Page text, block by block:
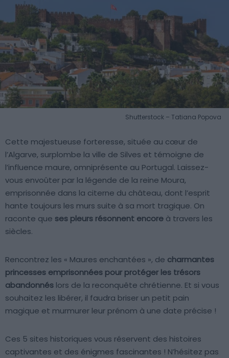
Shutterstock – Tatiana Popova
Cette majestueuse forteresse, située au cœur de
l’Algarve, surplombe la ville de Silves et témoigne de
l’influence maure, omniprésente au Portugal. Laissez-
vous envoûter par la légende de la reine Moura,
emprisonnée dans la citerne du château, dont l’esprit
hante toujours les murs suite à sa mort tragique. On
raconte que ses pleurs résonnent encore à travers les
siècles.
Rencontrez les « Maures enchantées », de charmantes
princesses emprisonnées pour protéger les trésors
abandonnés lors de la reconquête chrétienne. Et si vous
souhaitez les libérer, il faudra briser un petit pain
magique et murmurer leur prénom à une date précise !
Ces 5 sites historiques vous réservent des histoires
captivantes et des énigmes fascinantes ! N’hésitez pas